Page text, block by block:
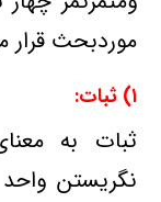
موردبحث قرار
۱) ثبات:
ثبات به
نگریستن